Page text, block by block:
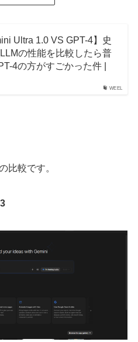
WEEL
Ultra 1.0 VS GPT-4】史
LLMの性能を比較したら普
4の方がすごかった件 |
比較です。